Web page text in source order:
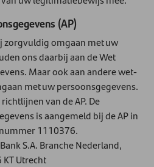
(AP)
zorgvuldig omgaan met uw
ons daarbij aan de Wet
Maar ook aan andere wet-
met uw persoonsgegevens.
van de AP. De
is aangemeld bij de AP in
1110376.
S.A. Branche Nederland,
Utrecht